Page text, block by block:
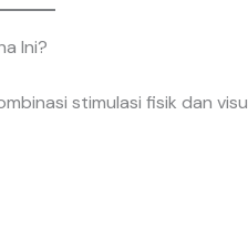
Ini?
stimulasi fisik dan